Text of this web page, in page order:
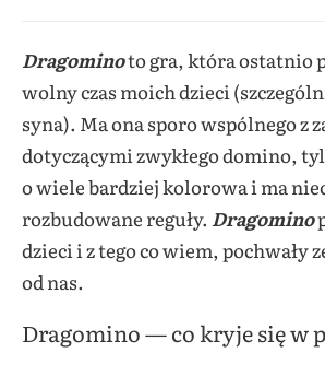
Dragominoto gra, która ostatnio
wolny czas moich dzieci
syna). Ma ona sporo wspólnego z
dotyczącymi zwykłego domino,
o wiele bardziej kolorowa i ma
rozbudowane reguły. Dragomino
dzieci i z tego co wiem, pochwały
od nas.
Dragomino — co kryje się w